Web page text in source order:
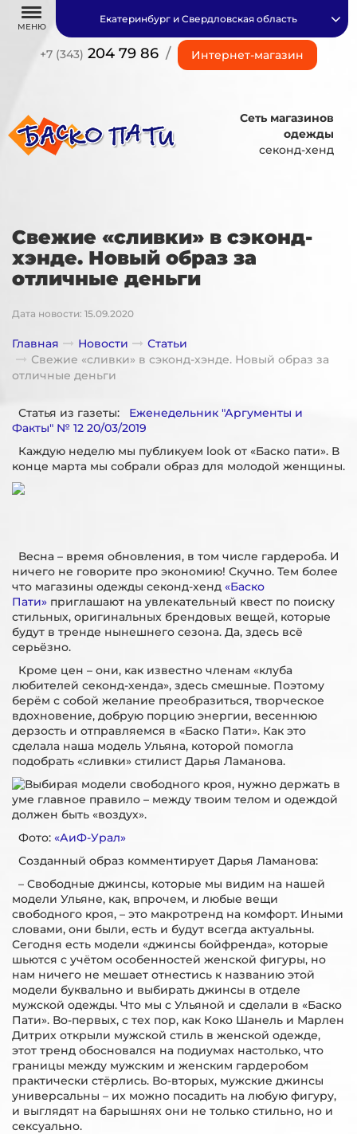
МЕНЮ
+7 (343) 204 79 86 / Интернет-магазин
Екатеринбург и Свердловская область
Сеть магазинов
одежды
секонд-хенд
Свежие «сливки» в сэконд-
хэнде. Новый образ за
отличные деньги
Дата новости: 15.09.2020
Главная Новости
Статьи
Свежие «сливки» в сэконд-хэнде. Новый образ за
отличные деньги
Статья из газеты: Еженедельник "Аргументы и
Факты" № 12 20/03/2019
Каждую неделю мы публикуем look от «Баско пати». В
конце марта мы собрали образ для молодой женщины.
Весна – время обновления, в том числе гардероба. И
ничего не говорите про экономию! Скучно. Тем более
что магазины одежды секонд-хенд «Баско
Пати» приглашают на увлекательный квест по поиску
стильных, оригинальных брендовых вещей, которые
будут в тренде нынешнего сезона. Да, здесь всё
серьёзно.
Кроме цен – они, как известно членам «клуба
любителей секонд-хенда», здесь смешные. Поэтому
берём с собой желание преобразиться, творческое
вдохновение, добрую порцию энергии, весеннюю
дерзость и отправляемся в «Баско Пати». Как это
сделала наша модель Ульяна, которой помогла
подобрать «сливки» стилист Дарья Ламанова.
Фото: «АиФ-Урал»
Созданный образ комментирует Дарья Ламанова:
– Свободные джинсы, которые мы видим на нашей
модели Ульяне, как, впрочем, и любые вещи
свободного кроя, – это макротренд на комфорт. Иными
словами, они были, есть и будут всегда актуальны.
Сегодня есть модели «джинсы бойфренда», которые
шьются с учётом особенностей женской фигуры, но
нам ничего не мешает отнестись к названию этой
модели буквально и выбирать джинсы в отделе
мужской одежды. Что мы с Ульяной и сделали в «Баско
Пати». Во-первых, с тех пор, как Коко Шанель и Марлен
Дитрих открыли мужской стиль в женской одежде,
этот тренд обосновался на подиумах настолько, что
границы между мужским и женским гардеробом
практически стёрлись. Во-вторых, мужские джинсы
универсальны – их можно посадить на любую фигуру,
и выглядят на барышнях они не только стильно, но и
сексуально.